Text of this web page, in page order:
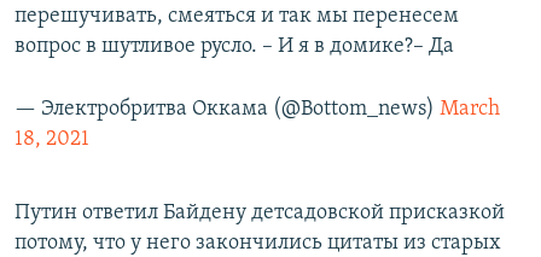
перешучивать, смеяться и так мы перенесем
вопрос в шутливое русло. – И я в домике?– Да
— Электробритва Оккама (@Bottom_news) March
18, 2021
Путин ответил Байдену детсадовской присказкой
потому, что у него закончились цитаты из старых